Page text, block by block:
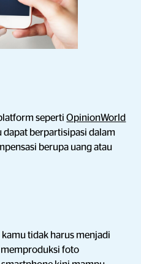
sepertiOpinionWorld
dapat berpartisipasi dalam
berupa uang atau
tidak harus menjadi
foto